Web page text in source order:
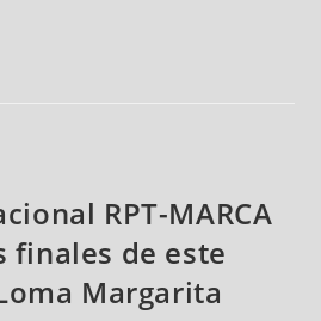
RPT-MARCA
finales de este
Margarita